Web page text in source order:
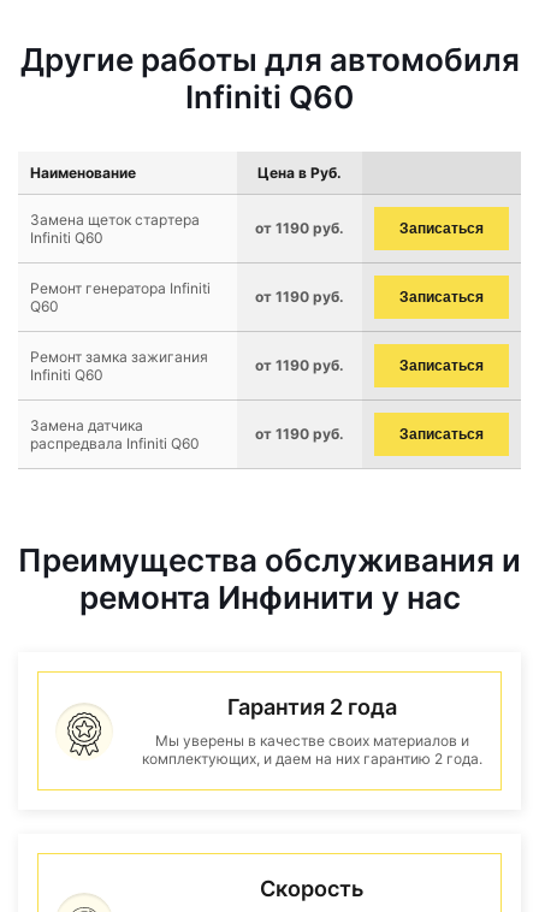
Другие работы для автомобиля
Infiniti Q60
Наименование Цена в Руб.
Замена щеток стартера
Infiniti Q60
от 1190 руб. Записаться
Ремонт генератора Infiniti
Q60
от 1190 руб. Записаться
Ремонт замка зажигания
Infiniti Q60
от 1190 руб. Записаться
Замена датчика
распредвала Infiniti Q60
от 1190 руб. Записаться
Преимущества обслуживания и
ремонта Инфинити у нас
Гарантия 2 года
Мы уверены в качестве своих материалов и
комплектующих, и даем на них гарантию 2 года.
Скорость